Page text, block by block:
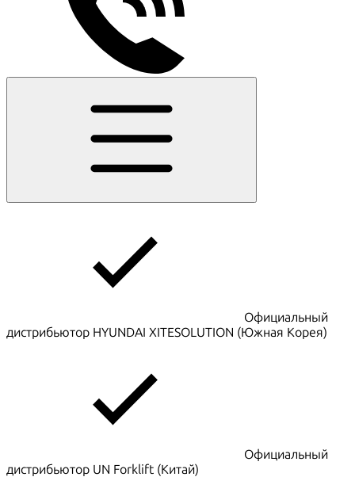
Официальный
дистрибьютор HYUNDAI XITESOLUTION (Южная Корея)
Официальный
дистрибьютор UN Forklift (Китай)